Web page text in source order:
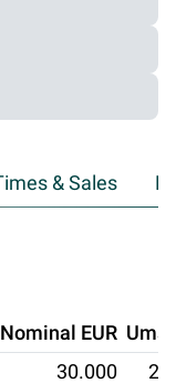
& Sales
Nominal EUR
30.000